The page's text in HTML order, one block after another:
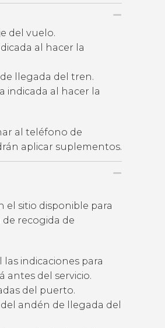
del vuelo.
al hacer la
llegada del tren.
indicada al hacer la
al teléfono de
aplicar suplementos.
el sitio disponible para
de recogida de
indicaciones para
antes del servicio.
del puerto.
andén de llegada del